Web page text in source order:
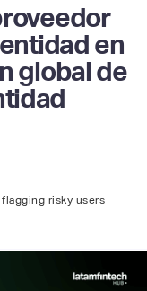
en
global de
risky users